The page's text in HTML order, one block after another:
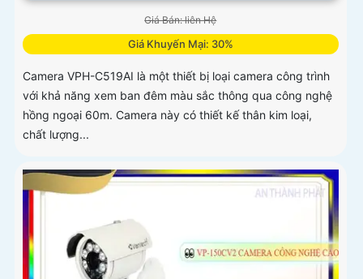
Giá Bán: liên Hệ
Giá Khuyến Mại: 30%
Camera VPH-C519AI là một thiết bị loại camera công trình
với khả năng xem ban đêm màu sắc thông qua công nghệ
hồng ngoại 60m. Camera này có thiết kế thân kim loại,
chất lượng...